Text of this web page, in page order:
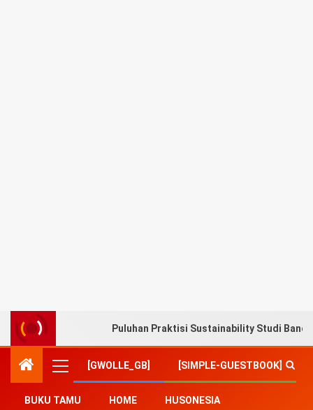
Puluhan Praktisi Sustainability Studi
[GWOLLE_GB] [SIMPLE-GUESTBOOK]
BUKU TAMU HOME HUSONESIA